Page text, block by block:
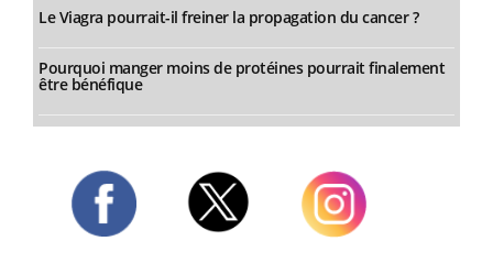
Le Viagra pourrait-il freiner la propagation du cancer ?
Pourquoi manger moins de protéines pourrait finalement
être bénéfique